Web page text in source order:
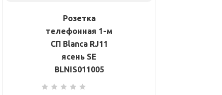
Розетка
телефонная 1-м
СП Blanca RJ11
ясень SE
BLNIS011005